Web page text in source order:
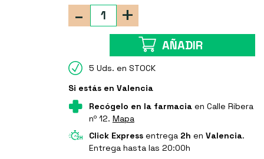
+
-
AÑADIR
5 Uds. en STOCK
Si estás en Valencia
Recógelo en la farmaciaen Calle Ribera
nº 12. Mapa
Click Expressentrega 2h en Valencia.
Entrega hasta las 20:00h